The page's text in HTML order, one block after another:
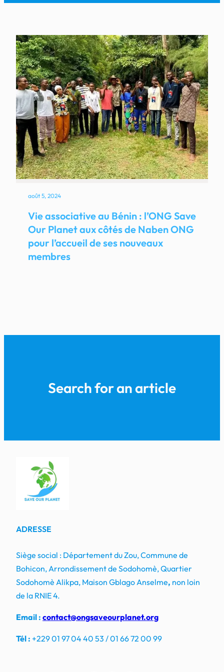
août 5, 2024
Vie associative au Bénin : l’ONG Save
Our Planet aux côtés de Naben ONG
pour l’accueil de ses nouveaux
membres
Search for an article
ADRESSE
Siège social : Département du Zou, Commune de
Bohicon, Arrondissement de Sodohomè, Quartier
Sodohomè Alikpa, Maison Gblago Anselme, non loin
de la RNIE 4.
Email : contact@ongsaveourplanet.org
Tél : +229 01 97 04 40 53 / 01 66 72 00 99